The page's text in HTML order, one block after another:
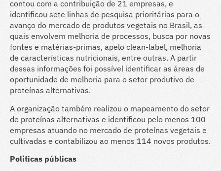
contou com a contribuição de 21 empresas, e
identificou sete linhas de pesquisa prioritárias para o
avanço do mercado de produtos vegetais no Brasil, as
quais envolvem melhoria de processos, busca por novas
fontes e matérias-primas, apelo clean-label, melhoria
de características nutricionais, entre outras. A partir
dessas informações foi possível identificar as áreas de
oportunidade de melhoria para o setor produtivo de
proteínas alternativas.
A organização também realizou o mapeamento do setor
de proteínas alternativas e identificou pelo menos 100
empresas atuando no mercado de proteínas vegetais e
cultivadas e contabilizou ao menos 114 novos produtos.
Políticas públicas